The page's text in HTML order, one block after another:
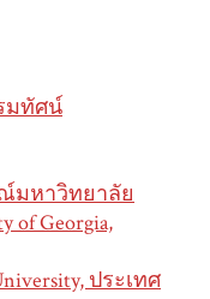
มทัศน์
มหาวิทยาลัย
Georgia,
ประเทศ